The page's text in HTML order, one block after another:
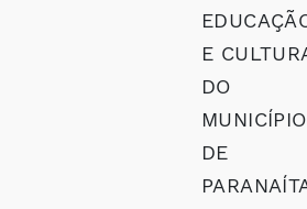
E
DO
MUNICÍPIO
DE